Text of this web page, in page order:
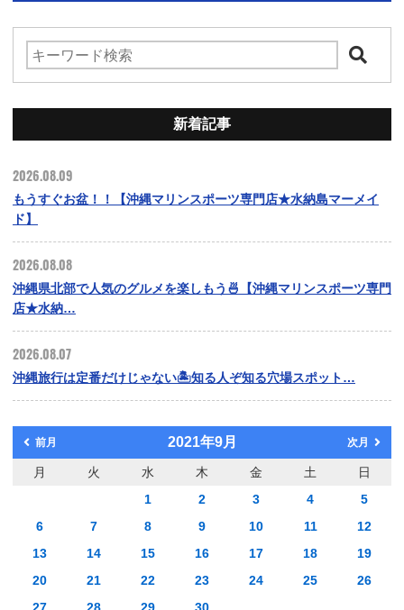
新着記事
2026.08.09
もうすぐお盆！！【沖縄マリンスポーツ専門店★水納島マーメイ
ド】
2026.08.08
沖縄県北部で人気のグルメを楽しもう🍜【沖縄マリンスポーツ専門
店★水納…
2026.08.07
沖縄旅行は定番だけじゃない🏝️知る人ぞ知る穴場スポット…
前月 2021年9月 次月
月 火 水 木 金 土
日
1
2 3 4
5
6
7 8 9 10 11
12
13
14 15 16 17 18
19
20
21 22 23 24 25
26
27
28 29 30